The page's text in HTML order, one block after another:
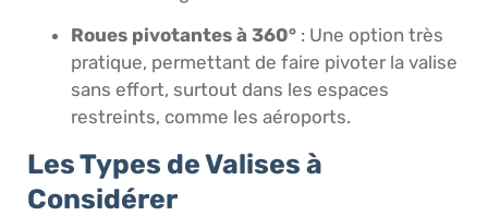
Roues pivotantes à 360° : Une option très
pratique, permettant de faire pivoter la valise
sans effort, surtout dans les espaces
restreints, comme les aéroports.
Les Types de Valises à
Considérer